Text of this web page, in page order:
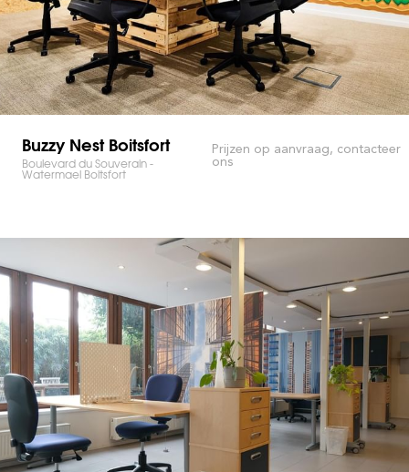
Buzzy Nest Boitsfort
Boulevard du Souverain -
Watermael Boitsfort
Prijzen op aanvraag, contacteer
ons